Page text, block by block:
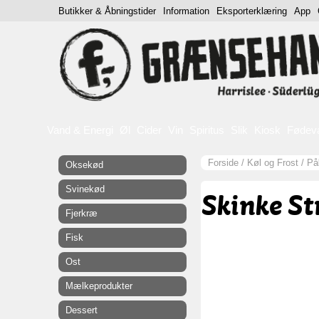
Forside / Køl og Frost /
Skinke
Oksekød
Svinekød
Fjerkræ
Fisk
Ost
Mælkeprodukter
Dessert
Butikker & Åbningstider Information Eksporterklæring App